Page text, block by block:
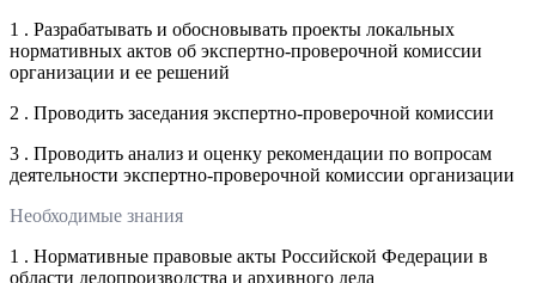
1 . Разрабатывать и обосновывать проекты локальных
нормативных актов об экспертно-проверочной комиссии
организации и ее решений
2 . Проводить заседания экспертно-проверочной комиссии
3 . Проводить анализ и оценку рекомендации по вопросам
деятельности экспертно-проверочной комиссии организации
Необходимые знания
1 . Нормативные правовые акты Российской Федерации в
области делопроизводства и архивного дела